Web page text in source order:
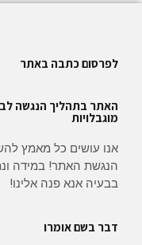
לפרסום כתבה באתר
האתר בתהליך הנגשה
מוגבלויות
אנו עושים כל מאמץ
הנגשת האתר! במידה
בבעיה אנא פנה אלינו!
דבר בשם אומרו